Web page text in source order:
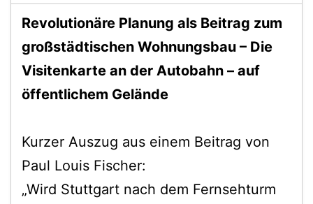
Revolutionäre Planung als Beitrag zum
großstädtischen Wohnungsbau – Die
Visitenkarte an der Autobahn – auf
öffentlichem Gelände
Kurzer Auszug aus einem Beitrag von
Paul Louis Fischer:
„Wird Stuttgart nach dem Fernsehturm